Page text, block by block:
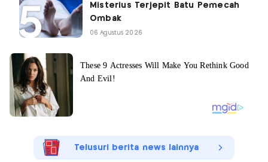
Misterius Terjepit Batu Pemecah
Ombak
06 Agustus 2026
Telusuri berita news lainnya